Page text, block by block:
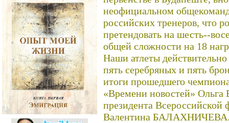
неофициальном
российских тренеров, что
претендовать на шесть--
общей сложности на 18
Наши атлеты
пять серебряных и пять
итоги прошедшего
«Времени новостей»
президента Всероссийской
Валентина